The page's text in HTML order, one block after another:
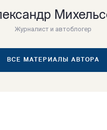
Журналист и автоблогер
ВСЕ МАТЕРИАЛЫ АВТОРА